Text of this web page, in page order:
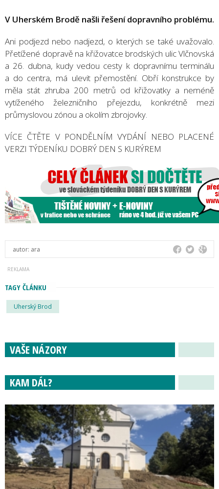
V Uherském Brodě našli řešení dopravního problému.
Ani podjezd nebo nadjezd, o kterých se také uvažovalo.
Přetížené dopravě na křižovatce brodských ulic Vlčnovská
a 26. dubna, kudy vedou cesty k dopravnímu terminálu
a do centra, má ulevit přemostění. Obří konstrukce by
měla stát zhruba 200 metrů od křižovatky a neméně
vytíženého železničního přejezdu, konkrétně mezi
průmyslovou zónou a okolím zbrojovky.
VÍCE ČTĚTE V PONDĚLNÍM VYDÁNÍ NEBO PLACENÉ
VERZI TÝDENÍKU DOBRÝ DEN S KURÝREM
autor: ara
TAGY ČLÁNKU
Uherský Brod
VAŠE NÁZORY
KAM DÁL?